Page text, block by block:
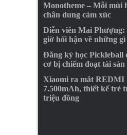
Monotheme – Mỗi mùi
chân dung cảm xúc
Diễn viên Mai Phượng:
giờ hối hận về những
Đăng ký học Pickleball
cơ bị chiếm đoạt tài sản
Xiaomi ra mắt REDMI
7.500mAh, thiết kế trẻ
triệu đồng